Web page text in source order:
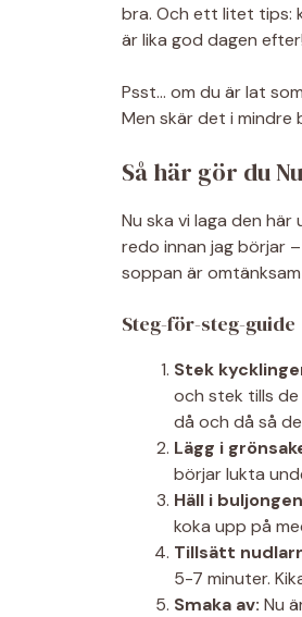
bra. Och ett litet tips:
är lika god dagen efter!
Psst… om du är lat
Men skär det i
Så här gör du
Nu ska vi laga den
redo innan jag börjar
soppan är
Steg-för-steg-guide
Stek
och stek tills
då och då så
Lägg i
börjar lukta
Häll i
koka upp på
Tillsätt
5-7 minuter.
Smaka av: Nu